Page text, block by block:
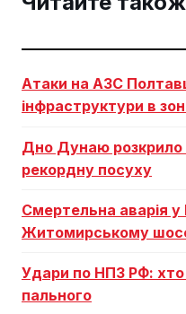
Атаки на АЗС
інфраструктури в
Дно Дунаю розкрило
рекордну посуху
Смертельна аварія
Житомирському
Удари по НПЗ РФ:
пального